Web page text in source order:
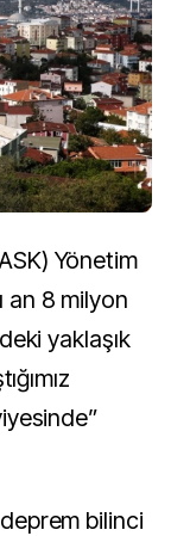
Yönetim
an 8 milyon
yaklaşık
bilinci